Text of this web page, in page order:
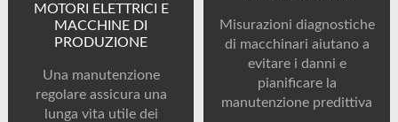
MOTORI ELETTRICI E
MACCHINE DI
PRODUZIONE
Una manutenzione
regolare assicura una
lunga vita utile dei
Misurazioni diagnostiche
di macchinari aiutano a
evitare i danni e
pianificare la
manutenzione predittiva